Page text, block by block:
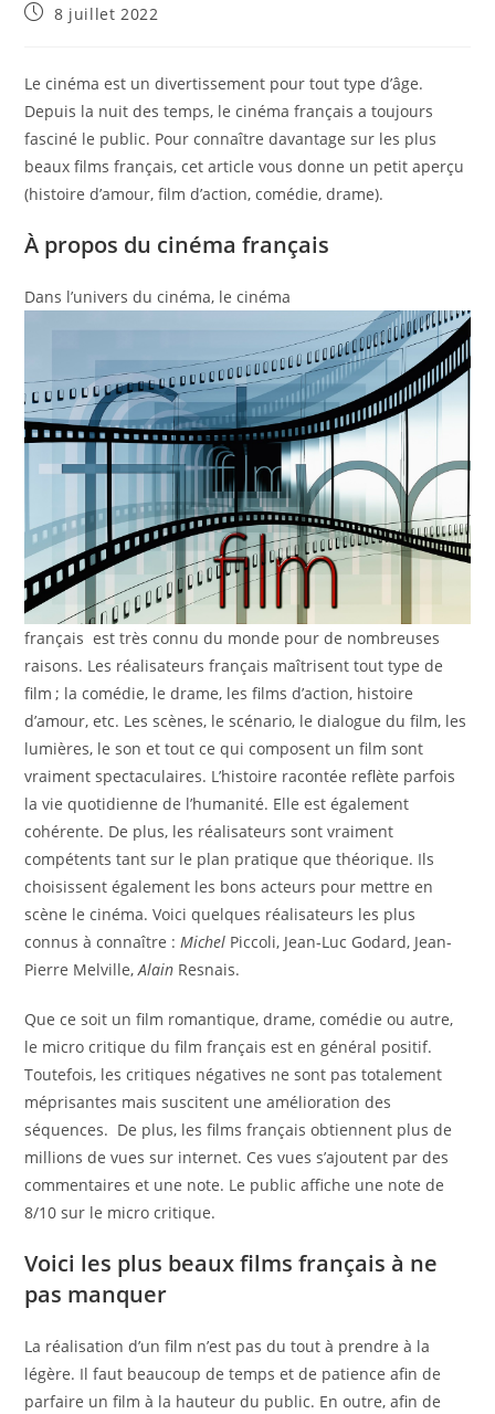
Publication
8 juillet 2022
Le cinéma est un divertissement pour tout type d’âge.
Depuis la nuit des temps, le cinéma français a toujours
fasciné le public. Pour connaître davantage sur les plus
beaux films français, cet article vous donne un petit aperçu
(histoire d’amour, film d’action, comédie, drame).
À propos du cinéma français
Dans l’univers du cinéma, le cinéma
français est très connu du monde pour de nombreuses
raisons. Les réalisateurs français maîtrisent tout type de
film ; la comédie, le drame, les films d’action, histoire
d’amour, etc. Les scènes, le scénario, le dialogue du film, les
lumières, le son et tout ce qui composent un film sont
vraiment spectaculaires. L’histoire racontée reflète parfois
la vie quotidienne de l’humanité. Elle est également
cohérente. De plus, les réalisateurs sont vraiment
compétents tant sur le plan pratique que théorique. Ils
choisissent également les bons acteurs pour mettre en
scène le cinéma. Voici quelques réalisateurs les plus
connus à connaître :Michel Piccoli, Jean-Luc Godard, Jean-
Pierre Melville,Alain Resnais.
Que ce soit un film romantique, drame, comédie ou autre,
le micro critique du film français est en général positif.
Toutefois, les critiques négatives ne sont pas totalement
méprisantes mais suscitent une amélioration des
séquences. De plus, les films français obtiennent plus de
millions de vues sur internet. Ces vues s’ajoutent par des
commentaires et une note. Le public affiche une note de
8/10 sur le micro critique.
Voici les plus beaux films français à ne
pas manquer
La réalisation d’un film n’est pas du tout à prendre à la
légère. Il faut beaucoup de temps et de patience afin de
parfaire un film à la hauteur du public. En outre, afin de